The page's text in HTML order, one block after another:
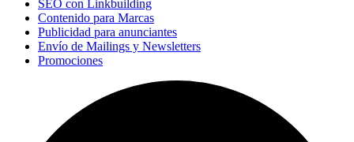
SEO con Linkbuilding
Contenido para Marcas
Publicidad para anunciantes
Envío de Mailings y Newsletters
Promociones